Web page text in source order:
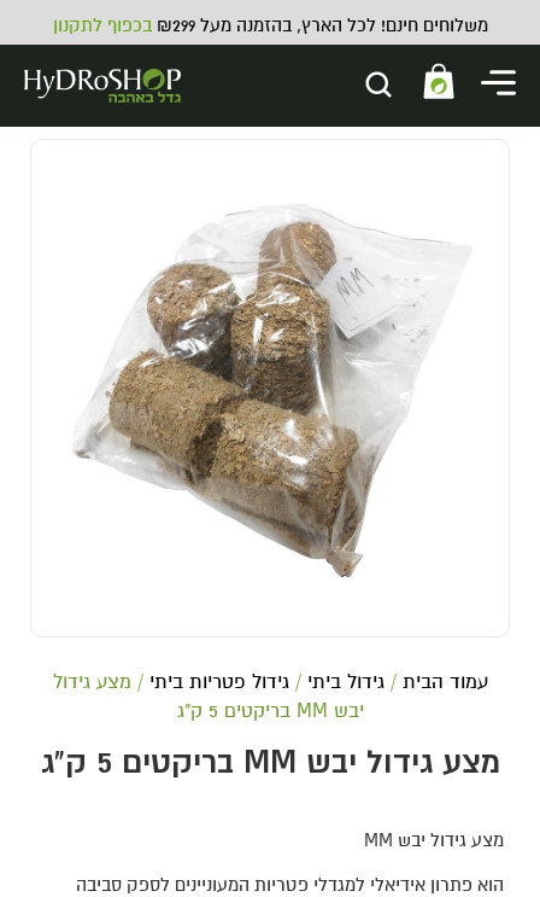
משלוחים חינם! לכל הארץ, בהזמנה מעל ₪299 בכפוף לתקנון
עמוד הבית /גידול ביתי /גידול פטריות ביתי / מצע גידול
יבש MM בריקטים 5 ק"ג
מצע גידול יבש MM בריקטים 5 ק"ג
מצע גידול יבש MM
הוא פתרון אידיאלי למגדלי פטריות המעוניינים לספק סביבה
זרעים למרפסת וגינה
₪8.00